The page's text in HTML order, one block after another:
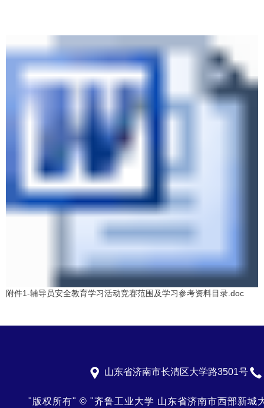
附件1-辅导员安全教育学习活动竞赛范围及学习参考资料目录.doc
山东省济南市长清区大学路3501号
"版权所有" © "齐鲁工业大学 山东省济南市西部新城